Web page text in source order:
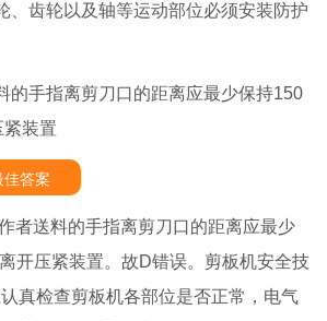
、齿轮以及轴等运动部位必须安装防护
的手指离剪刀口的距离应最少保持150
紧装置
佳答案
者送料的手指离剪刀口的距离应最少
开压紧装置。故D错误。剪板机安全技
真检查剪板机各部位是否正常，电气